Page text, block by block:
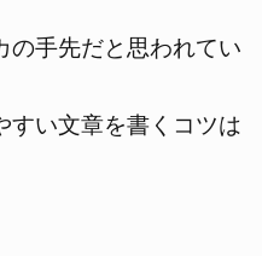
手先だと思われてい
い文章を書くコツは